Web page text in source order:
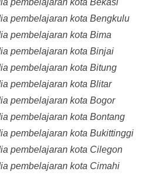
pembelajaran kota Bekasi
pembelajaran kota Bengkulu
pembelajaran kota Bima
pembelajaran kota Binjai
pembelajaran kota Bitung
pembelajaran kota Blitar
pembelajaran kota Bogor
pembelajaran kota Bontang
pembelajaran kota Bukittinggi
pembelajaran kota Cilegon
pembelajaran kota Cimahi